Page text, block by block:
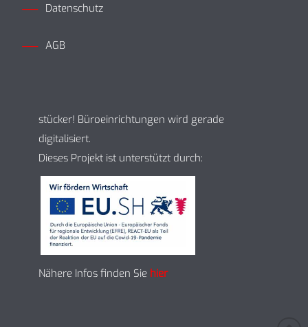
Datenschutz
AGB
stücker! Büroeinrichtungen wird gerade
digitalisiert.
Dieses Projekt ist unterstützt durch:
Nähere Infos finden Sie hier